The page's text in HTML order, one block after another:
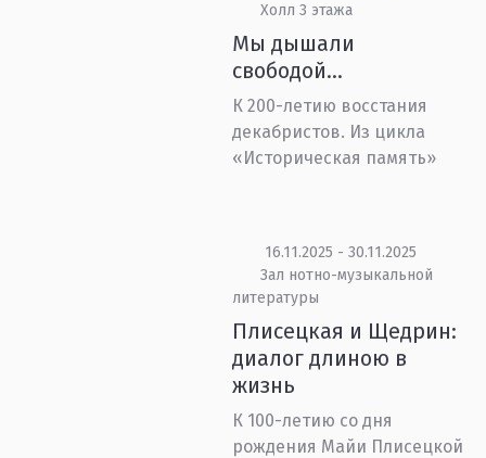
Холл 3 этажа
Мы дышали
свободой…
К 200-летию восстания
декабристов. Из цикла
«Историческая память»
16.11.2025 - 30.11.2025
Зал нотно-музыкальной
литературы
Плисецкая и Щедрин:
диалог длиною в
жизнь
К 100-летию со дня
рождения Майи Плисецкой